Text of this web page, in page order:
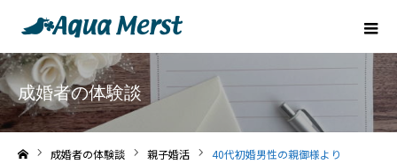
成婚者の体験談
成婚者の体験談 親子婚活 40代初婚男性の親御様より